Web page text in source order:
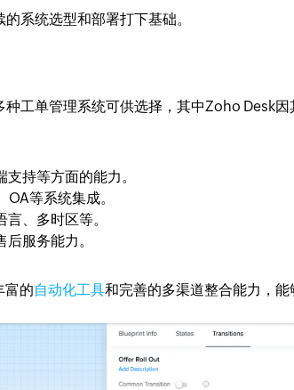
系统选型和部署打下基础。
工单管理系统可供选择，其中Zoho Desk因
持等方面的能力。
OA等系统集成。
、多时区等。
服务能力。
富的自动化工具和完善的多渠道整合能力，能